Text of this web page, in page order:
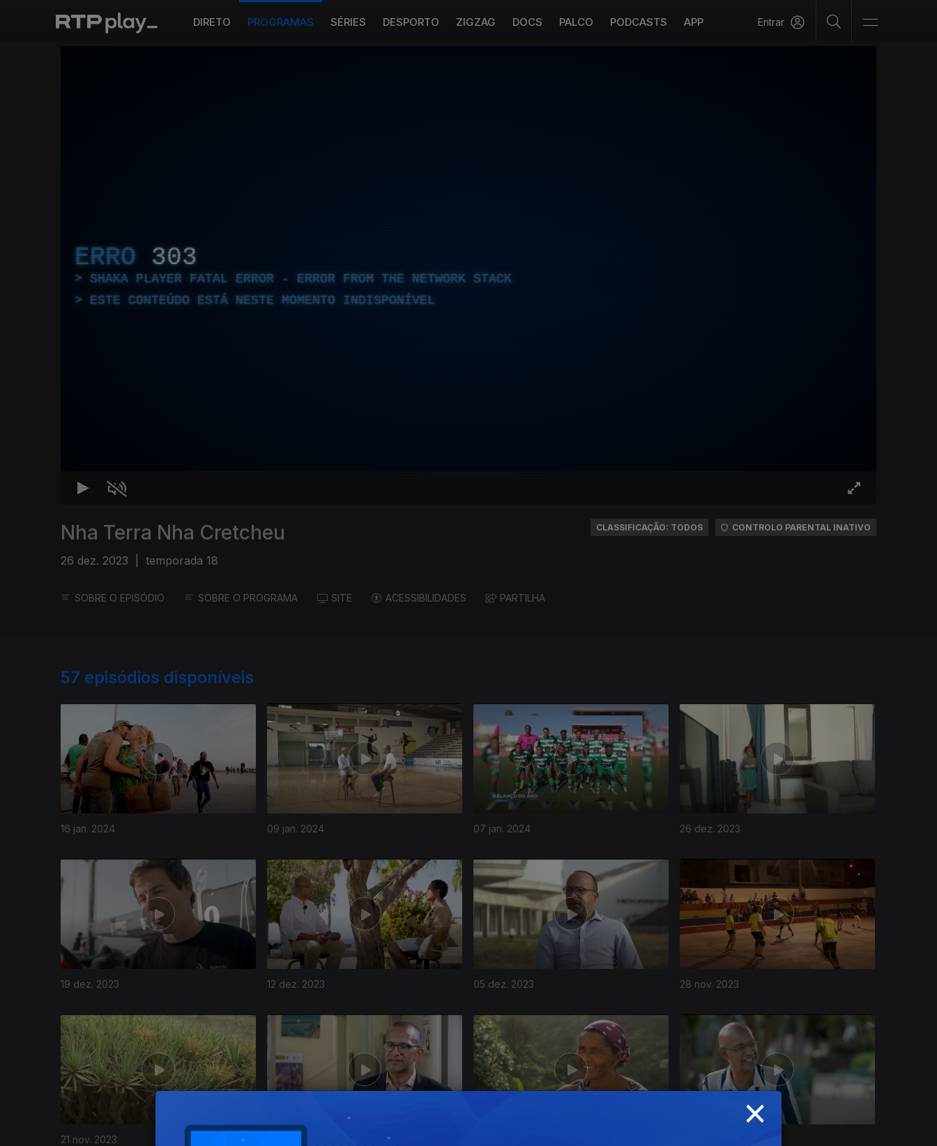
DIRETO PROGRAMAS SÉRIES DESPORTO ZIGZAG DOCS PALCO PODCASTS APP Entrar
ERRO 303
SHAKA PLAYER FATAL ERROR - ERROR FROM THE NETWORK STACK
ESTE CONTEÚDO ESTÁ NESTE MOMENTO INDISPONÍVEL
Nha Terra Nha Cretcheu
26 dez. 2023 temporada 18
CLASSIFICAÇÃO: TODOS CONTROLO PARENTAL INATIVO
SOBRE O EPISÓDIO SOBRE O PROGRAMA SITE ACESSIBILIDADES PARTILHA
57 episódios disponíveis
16 jan. 2024 09 jan. 2024 07 jan. 2024 26 dez. 2023
19 dez. 2023 12 dez. 2023 05 dez. 2023 28 nov. 2023
21 nov. 2023
726227
×